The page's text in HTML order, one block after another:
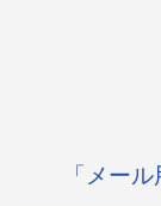
「メー